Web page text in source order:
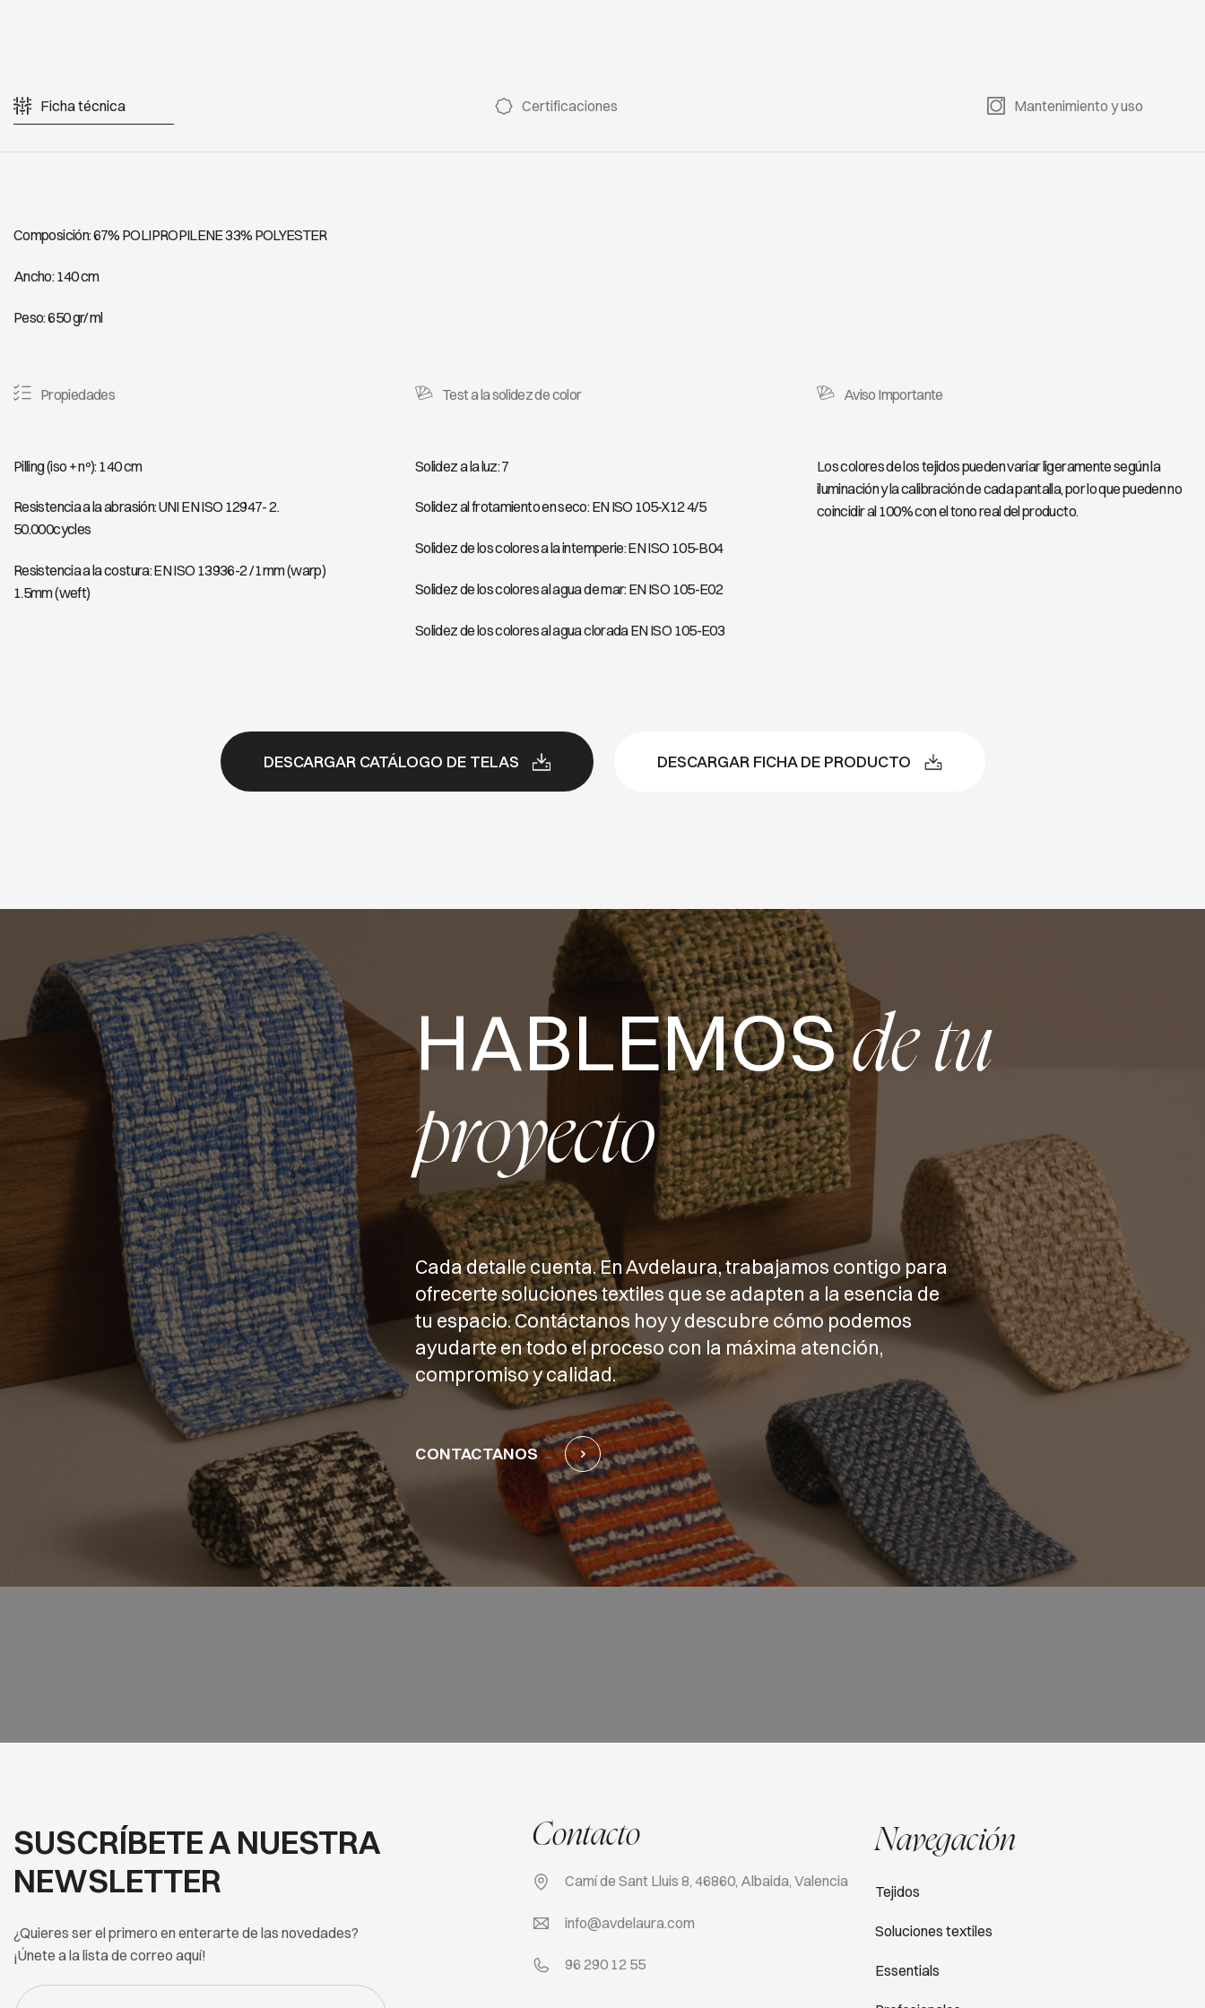
FIJI 501 FIJI 502 FIJI 503 FIJI 504 FIJI 505 FIJI 506 FIJI 507 FIJI 508
Ficha técnica Certificaciones Mantenimiento y uso
Composición: 67% POLIPROPILENE 33% POLYESTER
Ancho: 140 cm
Peso: 650 gr/ ml
Propiedades
Pilling (iso + nº): 140 cm
Resistencia a la abrasión: UNI EN ISO 12947- 2.
50.000cycles
Resistencia a la costura: EN ISO 13936-2 / 1mm (warp)
1.5mm (weft)
Test a la solidez de color
Solidez a la luz: 7
Solidez al frotamiento en seco: EN ISO 105-X12 4/5
Solidez de los colores a la intemperie: EN ISO 105-B04
Solidez de los colores al agua de mar: EN ISO 105-E02
Solidez de los colores al agua clorada EN ISO 105-E03
Aviso Importante
Los colores de los tejidos pueden variar ligeramente según la
iluminación y la calibración de cada pantalla, por lo que pueden no
coincidir al 100% con el tono real del producto.
DESCARGAR CATÁLOGO DE TELAS DESCARGAR FICHA DE PRODUCTO
HABLEMOSde tu
proyecto
Cada detalle cuenta. En Avdelaura, trabajamos contigo para
ofrecerte soluciones textiles que se adapten a la esencia de
tu espacio. Contáctanos hoy y descubre cómo podemos
ayudarte en todo el proceso con la máxima atención,
compromiso y calidad.
CONTACTANOS
SUSCRÍBETE A NUESTRA
NEWSLETTER
¿Quieres ser el primero en enterarte de las novedades?
¡Únete a la lista de correo aquí!
FORM
Contacto
Camí de Sant Lluis 8, 46860, Albaida, Valencia
info@avdelaura.com
96 290 12 55
Navegación
Tejidos
Soluciones textiles
Essentials